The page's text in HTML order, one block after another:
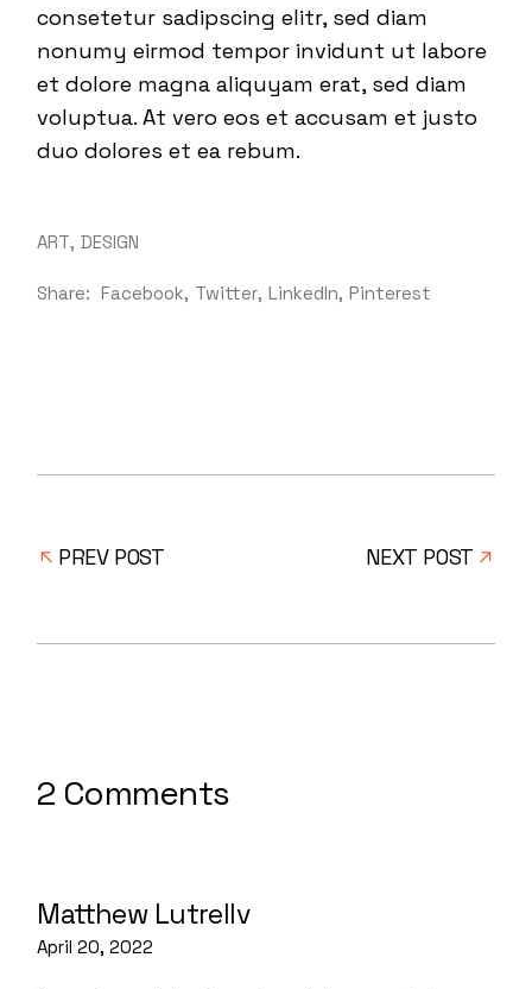
consetetur sadipscing elitr, sed diam
nonumy eirmod tempor invidunt ut labore
et dolore magna aliquyam erat, sed diam
voluptua. At vero eos et accusam et justo
duo dolores et ea rebum.
ART DESIGN
Share: Facebook Twitter LinkedIn Pinterest
PREV POST NEXT POST
2 Comments
Matthew Lutrellv
April 20, 2022